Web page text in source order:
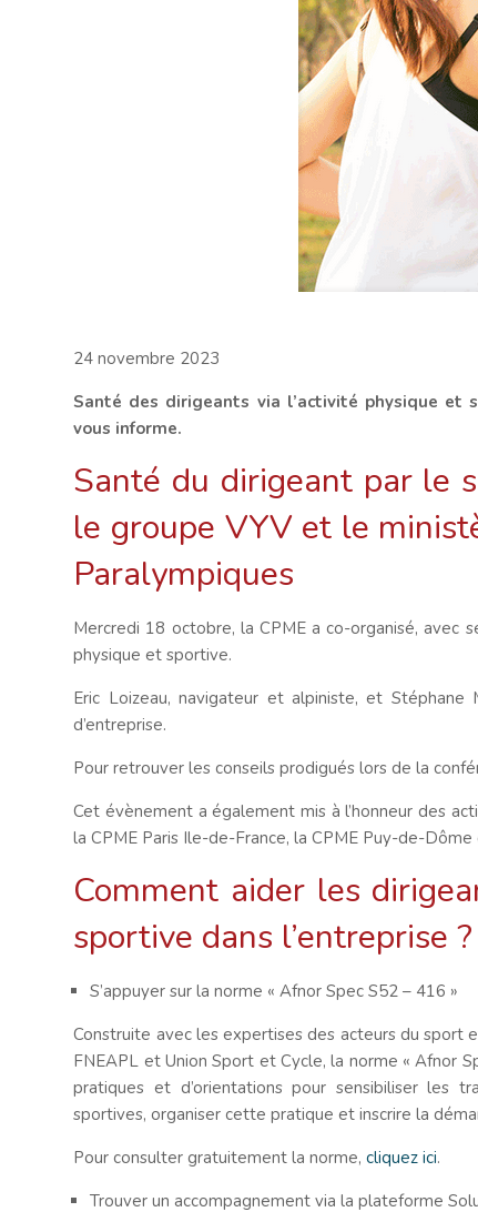
24 novembre 2023
Santé des dirigeants via l’activité physique et
vous informe.
Santé du dirigeant par le
le groupe VYV et le
Paralympiques
Mercredi 18 octobre, la CPME a co-organisé, avec
physique et sportive.
Eric Loizeau, navigateur et alpiniste, et
d’entreprise.
Pour retrouver les conseils prodigués lors de la
Cet évènement a également mis à l’honneur des
la CPME Paris Ile-de-France, la CPME Puy-de-
Comment aider les
sportive dans l’entreprise ?
S’appuyer sur la norme « Afnor Spec S52 – 416 »
Construite avec les expertises des acteurs du sport
FNEAPL et Union Sport et Cycle, la norme « Afnor
pratiques et d’orientations pour sensibiliser les
sportives, organiser cette pratique et inscrire la
Pour consulter gratuitement la norme,cliquez ici.
Trouver un accompagnement via la plateforme